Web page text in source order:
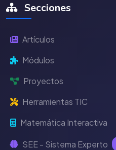
Secciones
Artículos
Módulos
Proyectos
Herramientas TIC
Matemática Interactiva
SEE - Sistema Experto